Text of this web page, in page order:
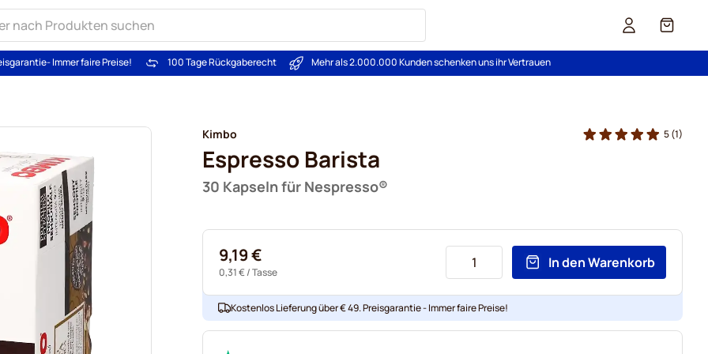
Cart
- Immer faire Preise! 100 Tage Rückgaberecht Mehr als 2.000.000 Kunden schenken uns ihr Vertrauen
Kimbo
Espresso Barista
30 Kapseln für Nespresso®
5(1)
9,19 €
0,31 €/ Tasse
In den Warenkorb
Kostenlos Lieferung über € 49. Preisgarantie - Immer faire Preise!